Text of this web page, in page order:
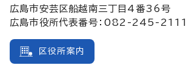
広島市安芸区船越南三丁目4番36号
広島市役所代表番号：082-245-2111
区役所案内